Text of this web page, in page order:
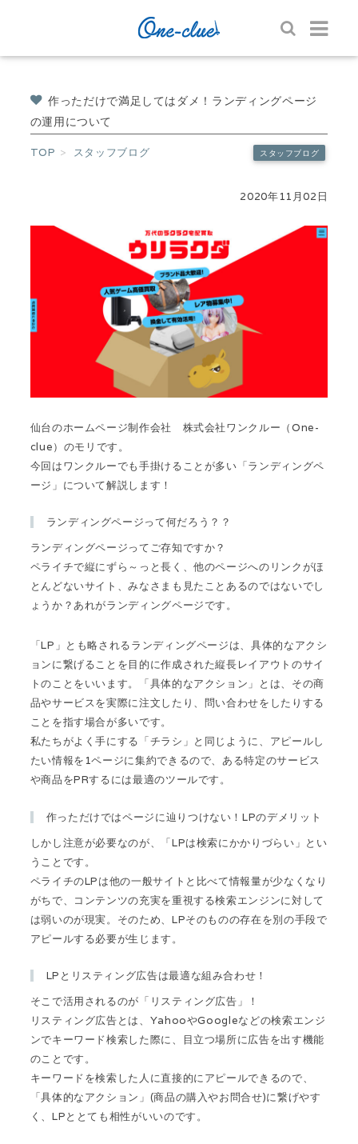
作っただけで満足してはダメ！ランディングページ
の運用について
TOP スタッフブログ スタッフブログ
2020年11月02日
仙台のホームページ制作会社 株式会社ワンクルー（One-
clue）のモリです。
今回はワンクルーでも手掛けることが多い「ランディングペ
ージ」について解説します！
ランディングページって何だろう？？
ランディングページってご存知ですか？
ペライチで縦にずら～っと長く、他のページへのリンクがほ
とんどないサイト、みなさまも見たことあるのではないでし
ょうか？あれがランディングページです。
「LP」とも略されるランディングページは、具体的なアクシ
ョンに繋げることを目的に作成された縦長レイアウトのサイ
トのことをいいます。「具体的なアクション」とは、その商
品やサービスを実際に注文したり、問い合わせをしたりする
ことを指す場合が多いです。
私たちがよく手にする「チラシ」と同じように、アピールし
たい情報を1ページに集約できるので、ある特定のサービス
や商品をPRするには最適のツールです。
作っただけではページに辿りつけない！LPのデメリット
しかし注意が必要なのが、「LPは検索にかかりづらい」とい
うことです。
ペライチのLPは他の一般サイトと比べて情報量が少なくなり
がちで、コンテンツの充実を重視する検索エンジンに対して
は弱いのが現実。そのため、LPそのものの存在を別の手段で
アピールする必要が生じます。
LPとリスティング広告は最適な組み合わせ！
そこで活用されるのが「リスティング広告」！
リスティング広告とは、YahooやGoogleなどの検索エンジ
ンでキーワード検索した際に、目立つ場所に広告を出す機能
のことです。
キーワードを検索した人に直接的にアピールできるので、
「具体的なアクション」(商品の購入やお問合せ)に繋げやす
く、LPととても相性がいいのです。